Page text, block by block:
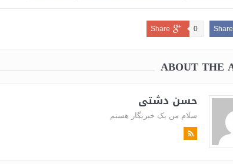
Share
Share 0
ABOUT THE
حسن دشتی
سلام من یک خبرنگار هستم